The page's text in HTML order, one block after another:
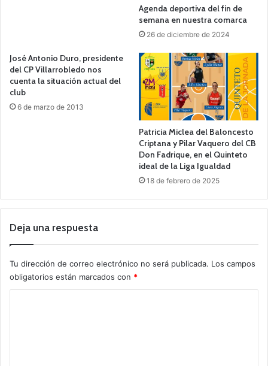
Agenda deportiva del fin de
semana en nuestra comarca
26 de diciembre de 2024
José Antonio Duro, presidente
del CP Villarrobledo nos
cuenta la situación actual del
club
6 de marzo de 2013
Patricia Miclea del Baloncesto
Criptana y Pilar Vaquero del CB
Don Fadrique, en el Quinteto
ideal de la Liga Igualdad
18 de febrero de 2025
Deja una respuesta
Tu dirección de correo electrónico no será publicada. Los campos
obligatorios están marcados con *